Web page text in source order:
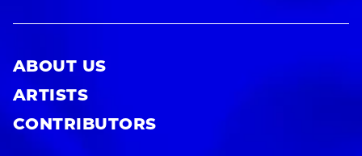
ABOUT US
ARTISTS
CONTRIBUTORS